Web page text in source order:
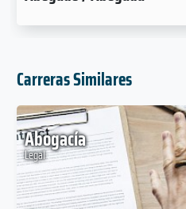
Carreras Similares
Abogacía
Legal